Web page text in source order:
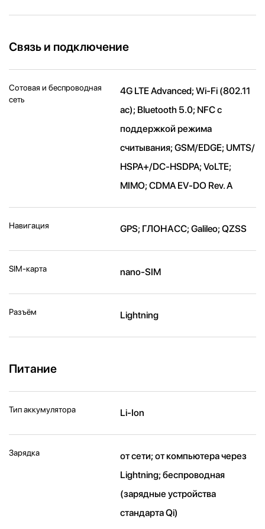
Связь и подключение
Сотовая и беспроводная
сеть
4G LTE Advanced; Wi-Fi (802.11​
ac); Bluetooth 5.0; NFC с
поддержкой режима
считывания; GSM/EDGE; UMTS/​
HSPA+/​DC-HSDPA; VoLTE;
MIMO; CDMA EV-DO Rev. A
Навигация GPS; ГЛОНАСС; Galileo; QZSS
SIM-карта nano-SIM
Разъём Lightning
Питание
Тип аккумулятора Li-Ion
Зарядка
от сети; от компьютера через
Lightning; беспроводная
(зарядные устройства
стандарта Qi)